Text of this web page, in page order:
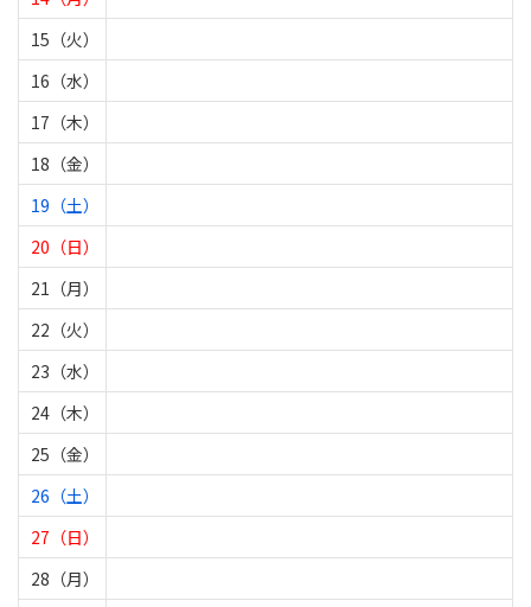
15（火）
16（水）
17（木）
18（金）
19（土）
20（日）
21（月）
22（火）
23（水）
24（木）
25（金）
26（土）
27（日）
28（月）